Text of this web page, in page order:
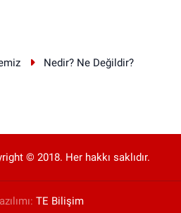
Nedir? Ne Değildir?
© 2018. Her hakkı saklıdır.
TE Bilişim